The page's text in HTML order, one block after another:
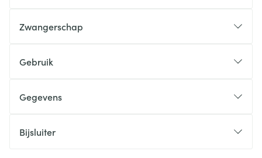
Zwangerschap
Gebruik
Gegevens
Bijsluiter